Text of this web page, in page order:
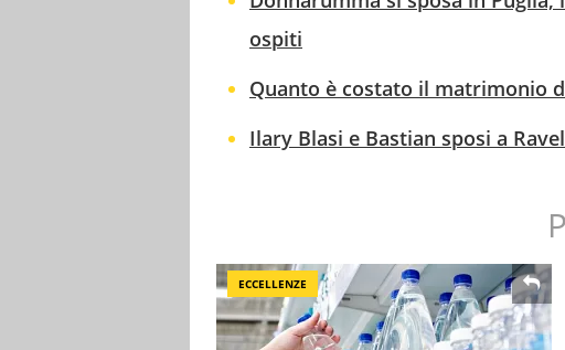
ospiti
Quanto è costato il matrimonio
Ilary Blasi e Bastian sposi a
ECCELLENZE